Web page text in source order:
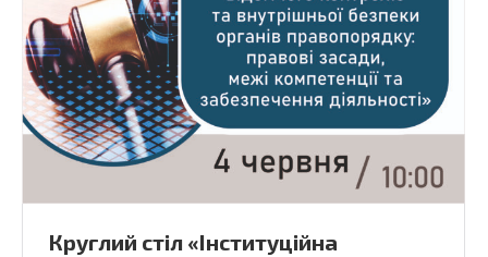
Круглий стіл «Інституційна